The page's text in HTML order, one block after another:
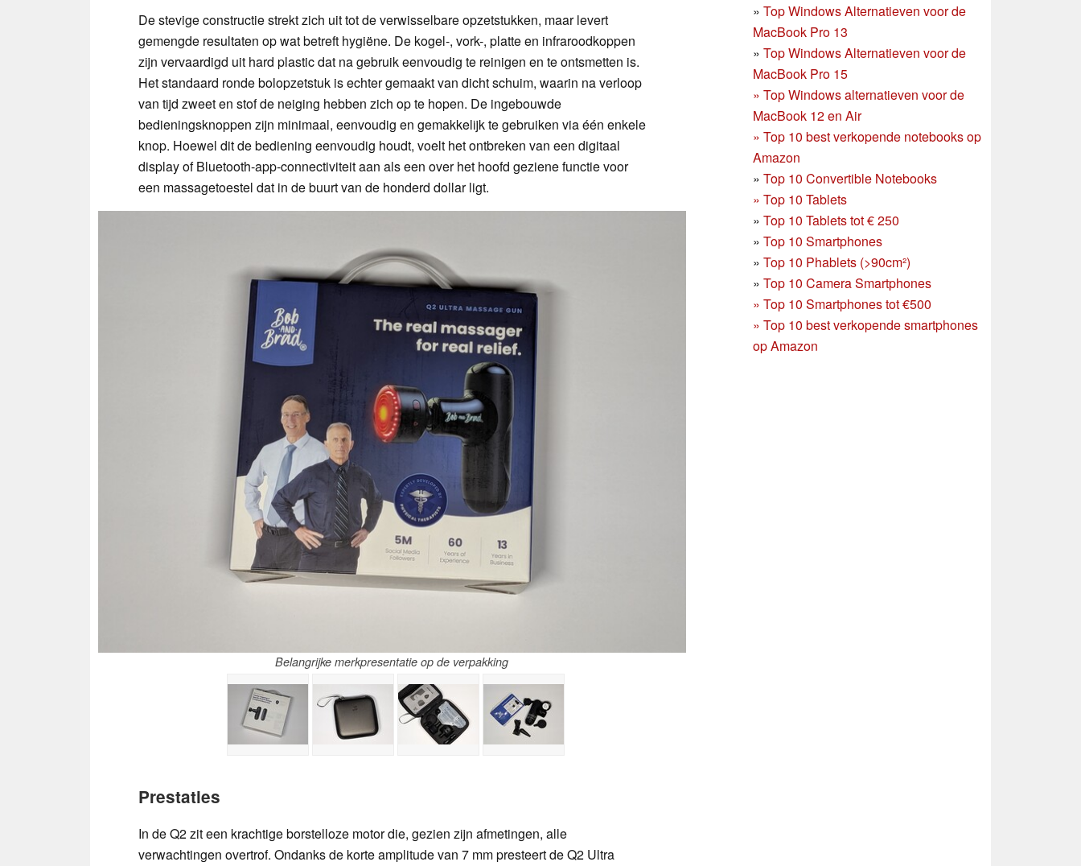
» Top Windows Alternatieven voor de
MacBook Pro 13
» Top Windows Alternatieven voor de
MacBook Pro 15
» Top Windows alternatieven voor de
MacBook 12 en Air
» Top 10 best verkopende notebooks op
Amazon
» Top 10 Convertible Notebooks
» Top 10 Tablets
» Top 10 Tablets tot € 250
» Top 10 Smartphones
» Top 10 Phablets (>90cm²)
» Top 10 Camera Smartphones
» Top 10 Smartphones tot €500
» Top 10 best verkopende smartphones
op Amazon
De stevige constructie strekt zich uit tot de verwisselbare opzetstukken, maar levert
gemengde resultaten op wat betreft hygiëne. De kogel-, vork-, platte en infraroodkoppen
zijn vervaardigd uit hard plastic dat na gebruik eenvoudig te reinigen en te ontsmetten is.
Het standaard ronde bolopzetstuk is echter gemaakt van dicht schuim, waarin na verloop
van tijd zweet en stof de neiging hebben zich op te hopen. De ingebouwde
bedieningsknoppen zijn minimaal, eenvoudig en gemakkelijk te gebruiken via één enkele
knop. Hoewel dit de bediening eenvoudig houdt, voelt het ontbreken van een digitaal
display of Bluetooth-app-connectiviteit aan als een over het hoofd geziene functie voor
een massagetoestel dat in de buurt van de honderd dollar ligt.
Belangrijke merkpresentatie op de verpakking
Prestaties
In de Q2 zit een krachtige borstelloze motor die, gezien zijn afmetingen, alle
verwachtingen overtrof. Ondanks de korte amplitude van 7 mm presteert de Q2 Ultra